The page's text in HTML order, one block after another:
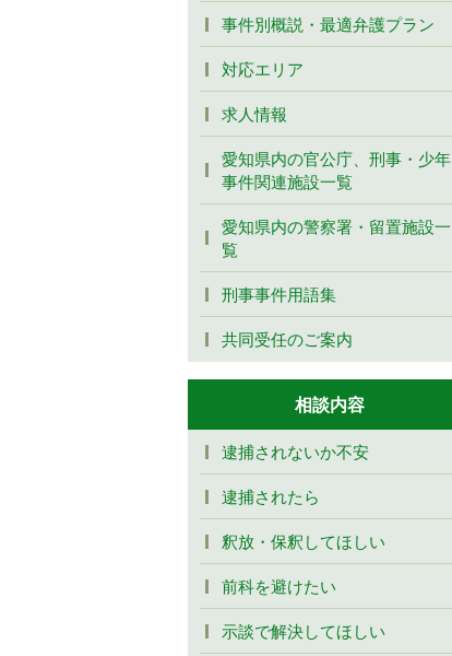
事件別概説・最適弁護プラン
対応エリア
求人情報
愛知県内の官公庁、刑事・少年
事件関連施設一覧
愛知県内の警察署・留置施設一
覧
刑事事件用語集
共同受任のご案内
相談内容
逮捕されないか不安
逮捕されたら
釈放・保釈してほしい
前科を避けたい
示談で解決してほしい